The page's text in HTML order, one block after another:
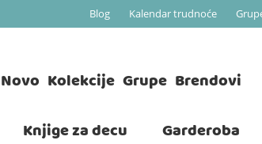
Blog Kalendar trudnoće
Novo Kolekcije Grupe Brendovi
Knjige za decu Garderoba